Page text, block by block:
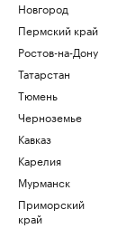
Новгород
Пермский край
Ростов-на-Дону
Татарстан
Тюмень
Черноземье
Кавказ
Карелия
Мурманск
Приморский
край